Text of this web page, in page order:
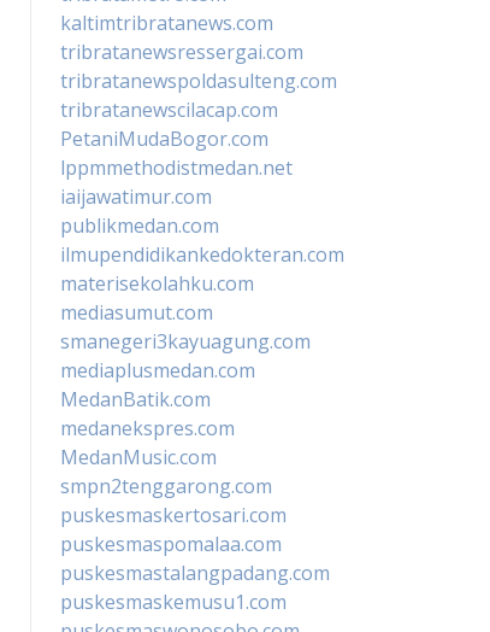
kaltimtribratanews.com
tribratanewsressergai.com
tribratanewspoldasulteng.com
tribratanewscilacap.com
PetaniMudaBogor.com
lppmmethodistmedan.net
iaijawatimur.com
publikmedan.com
ilmupendidikankedokteran.com
materisekolahku.com
mediasumut.com
smanegeri3kayuagung.com
mediaplusmedan.com
MedanBatik.com
medanekspres.com
MedanMusic.com
smpn2tenggarong.com
puskesmaskertosari.com
puskesmaspomalaa.com
puskesmastalangpadang.com
puskesmaskemusu1.com